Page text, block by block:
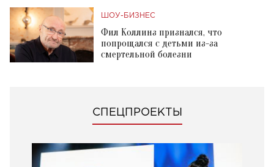
ШОУ-БИЗНЕС
Фил Коллинз признался, что
попрощался с детьми из-за
смертельной болезни
СПЕЦПРОЕКТЫ